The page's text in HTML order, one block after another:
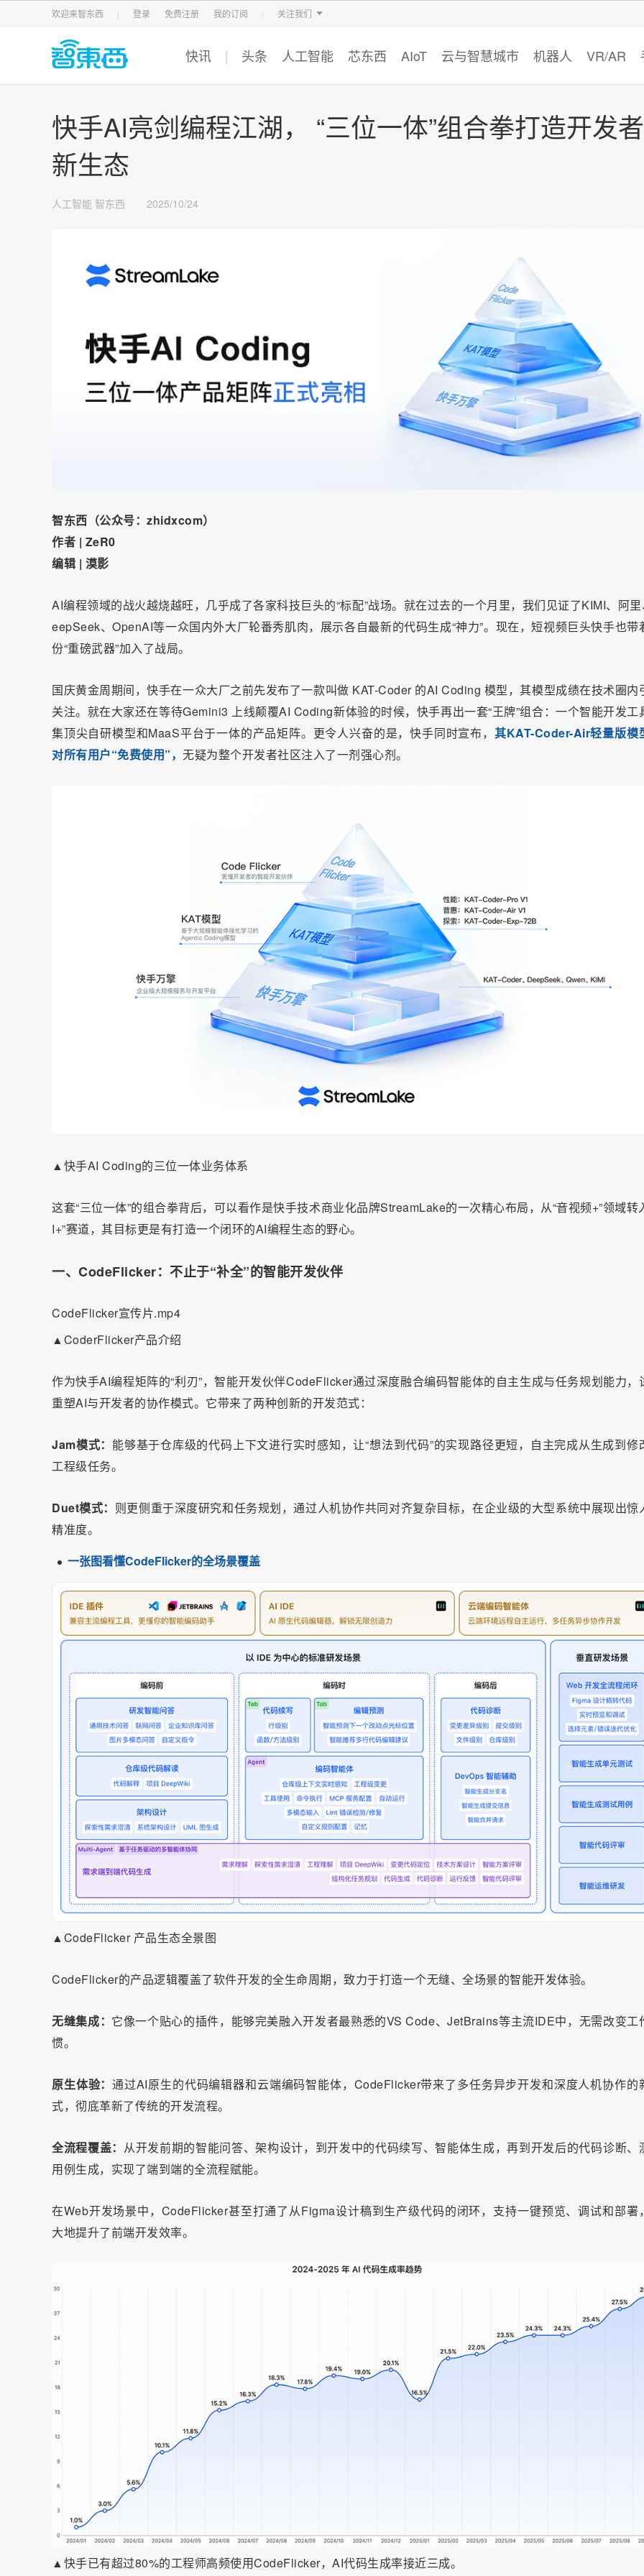
欢迎来智东西 登录 免费注册 我的订阅 关注我们
智东西 车东西 芯东西 智猩猩
快讯 头条 人工智能 芯东西 AIoT 云与智慧城市 机器人 VR/AR
快手AI亮剑编程江湖， “三位一体”组合拳打造开发者
新生态
人工智能 智东西 2025/10/24
智东西（公众号：zhidxcom）
作者 | ZeR0
编辑 | 漠影
AI编程领域的战火越烧越旺，几乎成了各家科技巨头的“标配”战场。就在过去的一个月里，我们见证了KIMI、阿
eepSeek、OpenAI等一众国内外大厂轮番秀肌肉，展示各自最新的代码生成“神力”。现在，短视频巨头快手也带
份“重磅武器”加入了战局。
国庆黄金周期间，快手在一众大厂之前先发布了一款叫做 KAT-Coder 的AI Coding 模型，其模型成绩在技术圈内
关注。就在大家还在等待Gemini3 上线颠覆AI Coding新体验的时候，快手再出一套“王牌”组合：一个智能开发工
集顶尖自研模型和MaaS平台于一体的产品矩阵。更令人兴奋的是，快手同时宣布， 其KAT-Coder-Air轻量版模
对所有用户“免费使用”， 无疑为整个开发者社区注入了一剂强心剂。
▲快手AI Coding的三位一体业务体系
这套“三位一体”的组合拳背后，可以看作是快手技术商业化品牌StreamLake的一次精心布局，从“音视频+”领域转
I+”赛道，其目标更是有打造一个闭环的AI编程生态的野心。
一、CodeFlicker：不止于“补全”的智能开发伙伴
CodeFlicker宣传片.mp4
▲CoderFlicker产品介绍
作为快手AI编程矩阵的“利刃”，智能开发伙伴CodeFlicker通过深度融合编码智能体的自主生成与任务规划能力，
重塑AI与开发者的协作模式。它带来了两种创新的开发范式：
Jam模式： 能够基于仓库级的代码上下文进行实时感知，让“想法到代码”的实现路径更短，自主完成从生成到修
工程级任务。
Duet模式： 则更侧重于深度研究和任务规划，通过人机协作共同对齐复杂目标，在企业级的大型系统中展现出惊
精准度。
一张图看懂CodeFlicker的全场景覆盖
▲CodeFlicker 产品生态全景图
CodeFlicker的产品逻辑覆盖了软件开发的全生命周期，致力于打造一个无缝、全场景的智能开发体验。
无缝集成： 它像一个贴心的插件，能够完美融入开发者最熟悉的VS Code、JetBrains等主流IDE中，无需改变工
惯。
原生体验：通过AI原生的代码编辑器和云端编码智能体，CodeFlicker带来了多任务异步开发和深度人机协作的
式，彻底革新了传统的开发流程。
全流程覆盖： 从开发前期的智能问答、架构设计，到开发中的代码续写、智能体生成，再到开发后的代码诊断、
用例生成，实现了端到端的全流程赋能。
在Web开发场景中，CodeFlicker甚至打通了从Figma设计稿到生产级代码的闭环，支持一键预览、调试和部署
大地提升了前端开发效率。
▲快手已有超过80%的工程师高频使用CodeFlicker，AI代码生成率接近三成。